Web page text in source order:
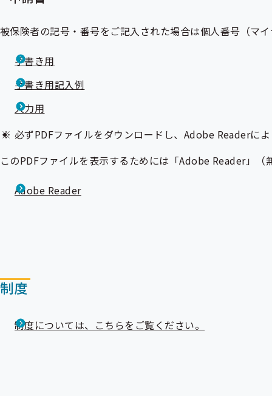
被保険者の記号・番号をご記入された場合は個人番号（マ
手書き用
手書き用記入例
入力用
必ずPDFファイルをダウンロードし、Adobe Readerに
このPDFファイルを表示するためには「Adobe Reader」
Adobe Reader
制度
制度については、こちらをご覧ください。